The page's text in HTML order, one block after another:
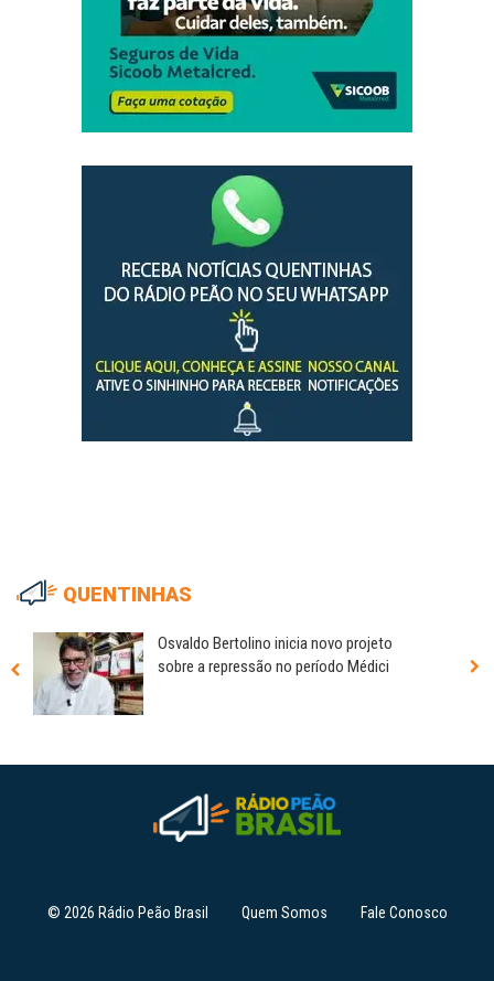
QUENTINHAS
Osvaldo Bertolino inicia novo projeto
sobre a repressão no período Médici
© 2026 Rádio Peão Brasil Quem Somos Fale Conosco